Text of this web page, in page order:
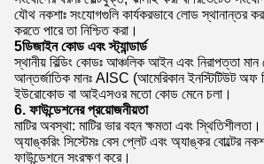
যৌথ নকশাঃ সংযোগগুলি কার্যকরভাবে লোড স্থানান্তর
করতে পারে তা নিশ্চিত করা।
5ডিজাইন কোড এবং স্ট্যান্ডার্ড
স্থানীয় বিল্ডিং কোডঃ আঞ্চলিক আইন এবং নিরাপত্তা মান
আন্তর্জাতিক মানঃ AISC (আমেরিকান ইনস্টিটিউট অফ
ইউরোকোড বা আইএসওর মতো কোড মেনে চলা।
6. ফাউন্ডেশনের প্রয়োজনীয়তা
মাটির অবস্থা: মাটির ভার বহন ক্ষমতা এবং স্থিতিশীলতা।
অ্যাঙ্করিং সিস্টেমঃ বেস প্লেট এবং অ্যাঙ্কর বোল্টের
ফাউন্ডেশনে সংরক্ষণ করে।